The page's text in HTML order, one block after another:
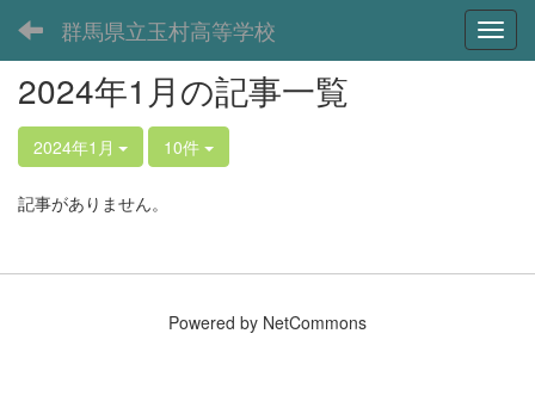
群馬県立玉村高等学校
2024年1月の記事一覧
2024年1月 10件
記事がありません。
Powered by NetCommons